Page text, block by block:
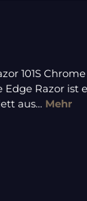
101S
Razor ist
aus… Mehr